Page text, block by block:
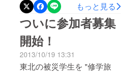
えるいろは旅館。 京都すま
いるプロジェクトの 本拠地
と申し上げても過言ではな
いぐらい、 mtgやイベント
で利用させて頂いておりま
もっと見る
ついに参加者募集
開始！
2013/10/19 13:31
東北の被災学生を "修学旅